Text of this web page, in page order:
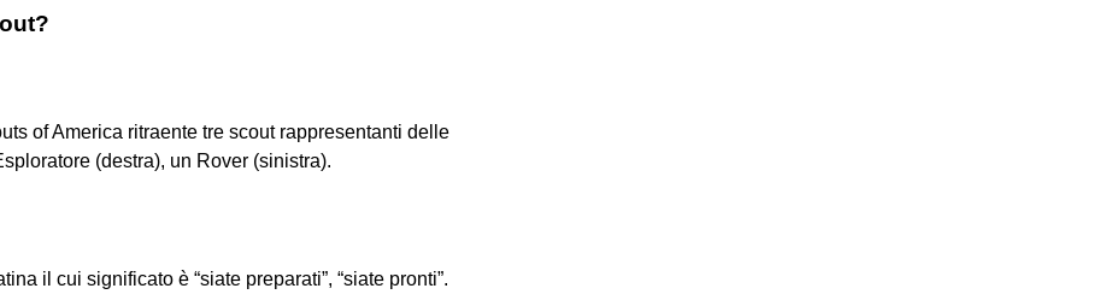
of America ritraente tre scout rappresentanti delle
(destra), un Rover (sinistra).
il cui significato è “siate preparati”, “siate pronti”.